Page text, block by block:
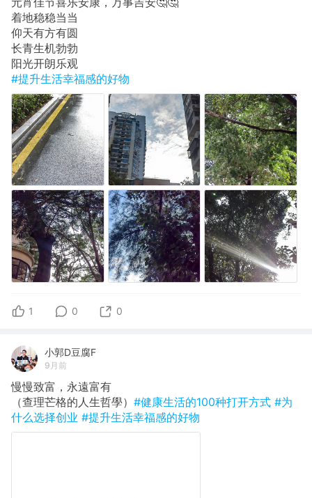
着地稳稳当当
​仰天有方有圆
长青​生机勃勃
​阳光开朗乐观
#提升生活幸福感的好物
1 0 0
小郭D豆腐F
9月前
慢慢致富，永遠富有
（查理芒格的人生哲學） #健康生活的100种打开方式 #为
什么选择创业 #提升生活幸福感的好物